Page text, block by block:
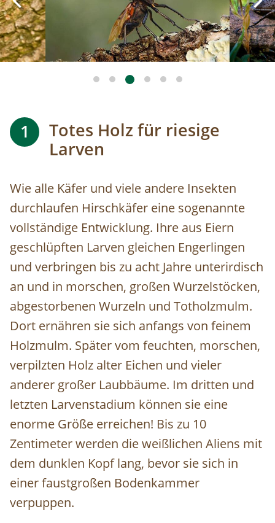
1
Totes Holz für riesige
Larven
Wie alle Käfer und viele andere Insekten
durchlaufen Hirschkäfer eine sogenannte
vollständige Entwicklung. Ihre aus Eiern
geschlüpften Larven gleichen Engerlingen
und verbringen bis zu acht Jahre unterirdisch
an und in morschen, großen Wurzelstöcken,
abgestorbenen Wurzeln und Totholzmulm.
Dort ernähren sie sich anfangs von feinem
Holzmulm. Später vom feuchten, morschen,
verpilzten Holz alter Eichen und vieler
anderer großer Laubbäume. Im dritten und
letzten Larvenstadium können sie eine
enorme Größe erreichen! Bis zu 10
Zentimeter werden die weißlichen Aliens mit
dem dunklen Kopf lang, bevor sie sich in
einer faustgroßen Bodenkammer
verpuppen.